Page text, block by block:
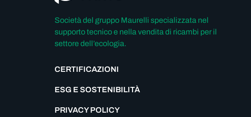
Società del gruppo Maurelli specializzata nel
supporto tecnico e nella vendita di ricambi per il
settore dell’ecologia.
CERTIFICAZIONI
ESG E SOSTENIBILITÀ
PRIVACY POLICY